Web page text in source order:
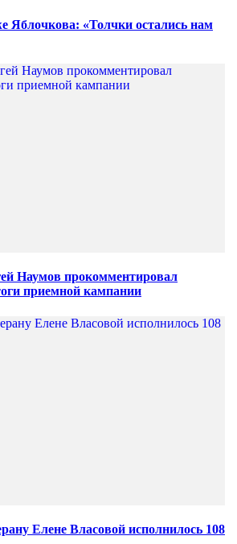
Яблочкова: «Толчки остались нам
Наумов прокомментировал
приемной кампании
Елене Власовой исполнилось 108